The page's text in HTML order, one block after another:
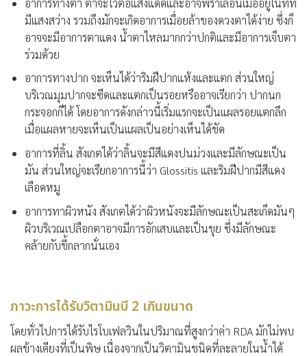
อาการทางตา ตาจะไวต่อแสงแดดและอาจพร่าเลือนเมื่ออยู่ในที่ที่
มีแสงสว่าง รวมถึงมักจะเกิดอาการเมื่อยล้าของดวงตาได้ง่าย ซึ่งก็
อาจจะมีอาการตาแดง น้ำตาไหลมากกว่าปกติและมีอาการเจ็บตา
ร่วมด้วย
อาการทางปาก จะเห็นได้ว่าริมฝีปากแห้งและแตก ส่วนใหญ่
บริเวณมุมปากจะซีดและแตกเป็นรอยหรืออาจเรียกว่า ปากนก
กระจอกก็ได้ โดยอาการดังกล่าวนี้เริ่มแรกจะเป็นแผลรอยแตกลึก
เมื่อแผลหายจะเห็นเป็นแผลเป็นอย่างเห็นได้ชัด
อาการที่ลิ้น สังเกตได้ว่าลิ้นจะมีสีแดงปนม่วงและมีลักษณะเป็น
มัน ส่วนใหญ่จะเรียกอาการนี้ว่า Glossitis และริมฝีปากมีสีแดง
เลือดหมู
อาการทาผิวหนัง สังเกตได้ว่าผิวหนังจะมีลักษณะเป็นสะเก็ดมันๆ
ผิวบริเวณเปลือกตาอาจมีการอักเสบและเป็นขุย ซึ่งมีลักษณะ
คล้ายกับขี้กลากนั่นเอง
ภาวะการได้รับวิตามินบี 2 เกินขนาด
โดยทั่วไปการได้รับไรโบเฟลวินในปริมาณที่สูงกว่าค่า RDA มักไม่พบ
ผลข้างเคียงที่เป็นพิษ เนื่องจากเป็นวิตามินชนิดที่ละลายในน้ำได้